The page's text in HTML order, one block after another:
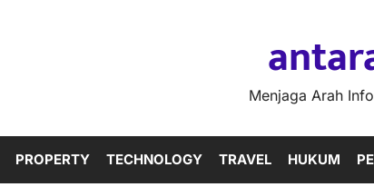
Menjaga Arah
PROPERTY TECHNOLOGY TRAVEL HUKUM